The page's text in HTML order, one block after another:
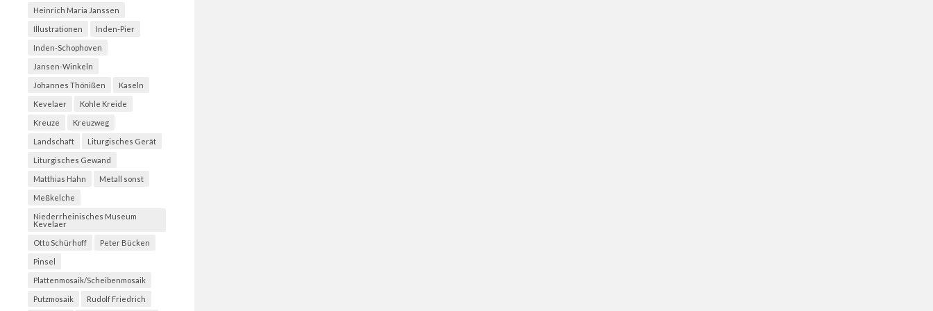
Heinrich Maria Janssen
Illustrationen Inden-Pier
Inden-Schophoven
Jansen-Winkeln
Johannes Thönißen Kaseln
Kevelaer Kohle Kreide
Kreuze Kreuzweg
Landschaft Liturgisches Gerät
Liturgisches Gewand
Matthias Hahn Metall sonst
Meßkelche
Niederrheinisches Museum
Kevelaer
Otto Schürhoff Peter Bücken
Pinsel
Plattenmosaik/Scheibenmosaik
Putzmosaik Rudolf Friedrich